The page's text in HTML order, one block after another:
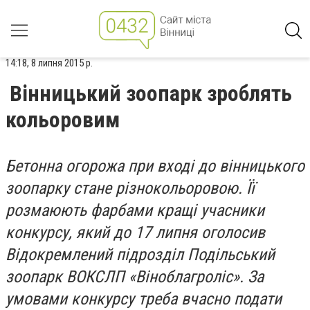
14:18, 8 липня 2015 р.
Вінницький зоопарк зроблять
кольоровим
Бетонна огорожа при вході до вінницького
зоопарку стане різнокольоровою. Її
розмаюють фарбами кращі учасники
конкурсу, який до 17 липня оголосив
Відокремлений підрозділ Подільський
зоопарк ВОКСЛП «Віноблагроліс». За
умовами конкурсу треба вчасно подати